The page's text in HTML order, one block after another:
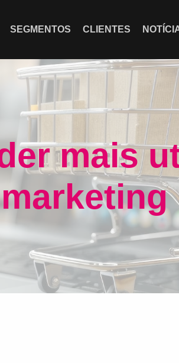
SEGMENTOS CLIENTES
mais
marketing